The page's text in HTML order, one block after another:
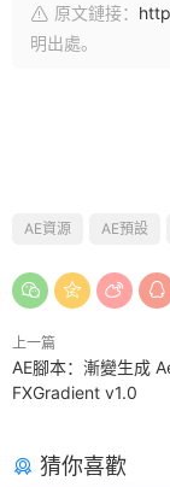
原文鏈接：
明出處。
AE資源 AE預設
上一篇
AE腳本：漸變生成
FXGradient v1.0
猜你喜歡